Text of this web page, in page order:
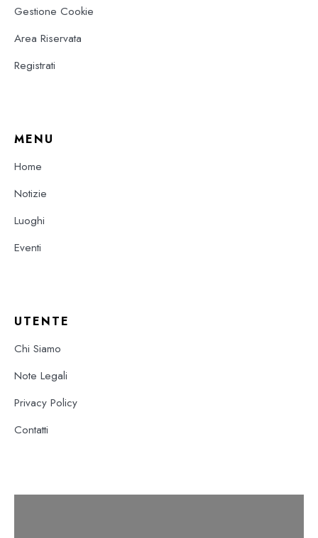
Gestione Cookie
Area Riservata
Registrati
MENU
Home
Notizie
Luoghi
Eventi
UTENTE
Chi Siamo
Note Legali
Privacy Policy
Contatti